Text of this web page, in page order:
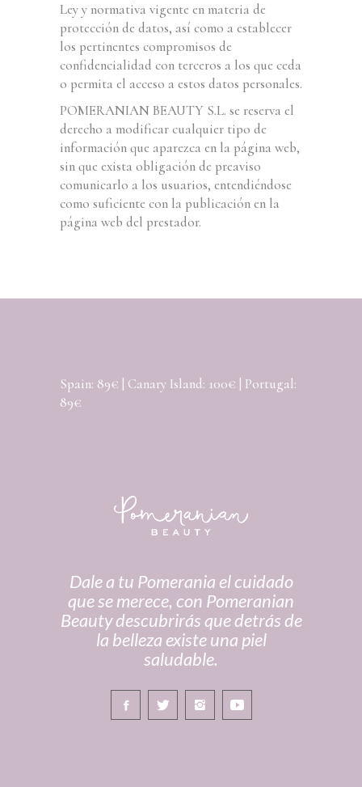
Ley y normativa vigente en materia de
protección de datos, así como a establecer
los pertinentes compromisos de
confidencialidad con terceros a los que ceda
o permita el acceso a estos datos personales.
POMERANIAN BEAUTY S.L. se reserva el
derecho a modificar cualquier tipo de
información que aparezca en la página web,
sin que exista obligación de preaviso
comunicarlo a los usuarios, entendiéndose
como suficiente con la publicación en la
página web del prestador.
Spain: 89€ | Canary Island: 100€ | Portugal:
89€
Dale a tu Pomerania el cuidado
que se merece, con Pomeranian
Beauty descubrirás que detrás de
la belleza existe una piel
saludable.